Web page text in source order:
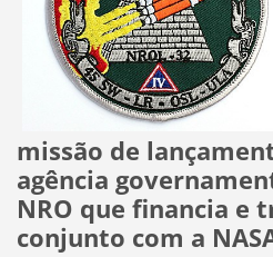
missão de
agência
NRO que financia e
conjunto com a